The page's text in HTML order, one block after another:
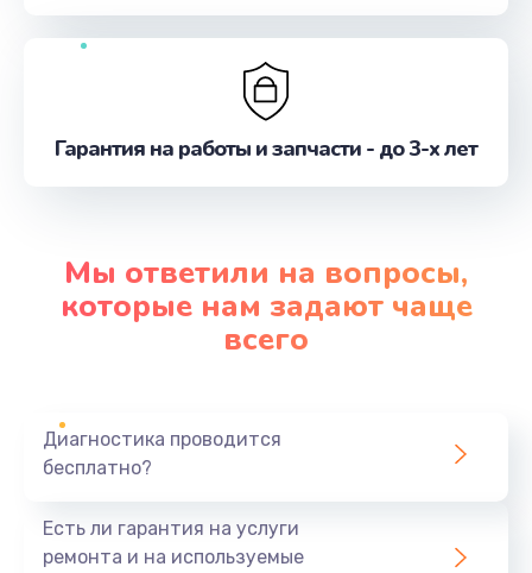
Гарантия на работы и запчасти - до 3-х лет
Мы ответили на вопросы,
которые нам задают чаще
всего
Диагностика проводится
бесплатно?
Есть ли гарантия на услуги
ремонта и на используемые